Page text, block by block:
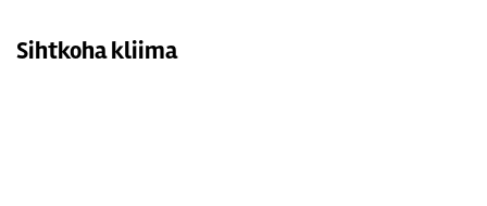
Sihtkoha kliima